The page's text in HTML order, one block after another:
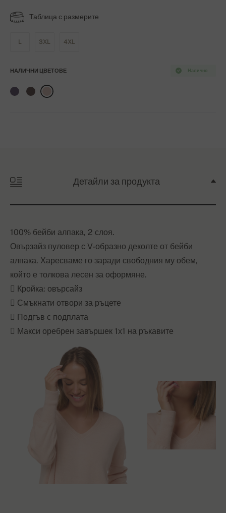
Таблица с размерите
L 3XL 4XL
Налично
НАЛИЧНИ ЦВЕТОВЕ
Детайли за продукта
100% бейби алпака, 2 слоя.
Овързайз пуловер с V-образно деколте от бейби
алпака. Харесваме го заради свободния му обем,
който е толкова лесен за оформяне.
 Кройка: овърсайз
 Смъкнати отвори за ръцете
 Подгъв с подплата
 Макси оребрен завършек 1х1 на ръкавите